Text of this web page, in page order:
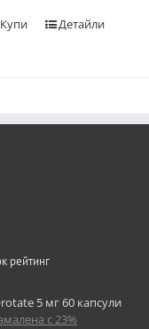
Купи Детайли
рейтинг
5 мг 60 капсули
с 23%